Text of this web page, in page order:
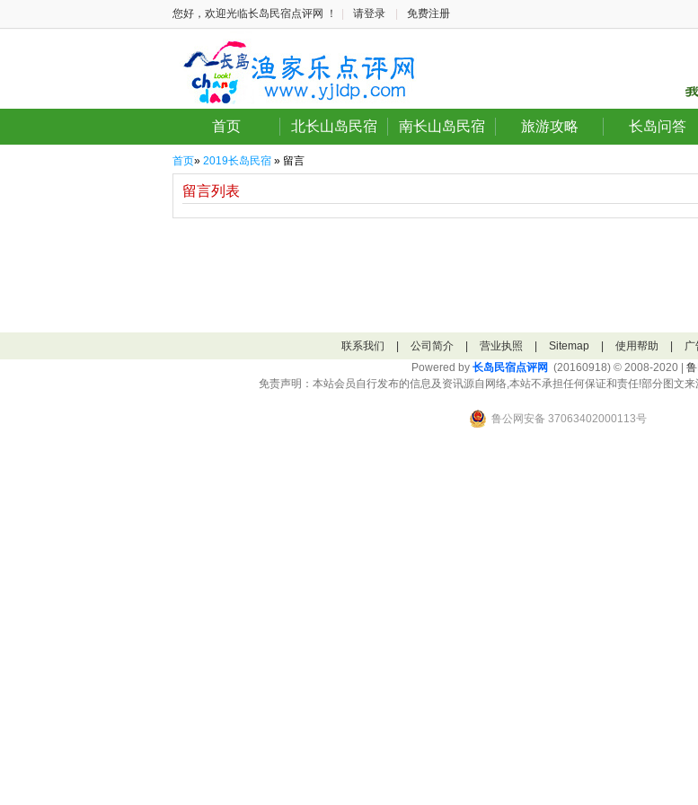
您好，欢迎光临长岛民宿点评网 ！ 请登录 免费注册
首页 北长山岛民宿 南长山岛民宿 旅游攻略 长岛问答
首页» 2019长岛民宿 » 留言
留言列表
联系我们 公司简介 营业执照 Sitemap 使用帮助 广
Powered by 长岛民宿点评网 (20160918) © 2008-2020 |
免责声明：本站会员自行发布的信息及资讯源自网络,本站不承担任何保证和责任!部分图文
鲁公网安备 37063402000113号